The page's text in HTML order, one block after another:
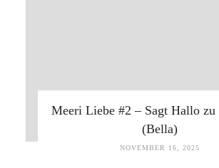
Meeri Liebe #2 – Sagt Hallo zu
(Bella)
NOVEMBER 16, 2025